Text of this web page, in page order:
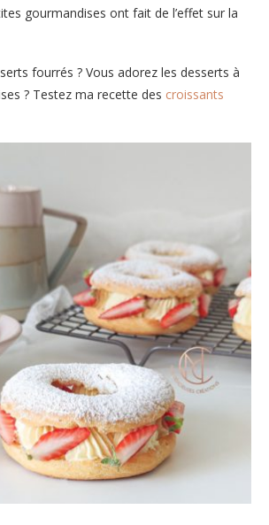
gourmandises ont fait de l’effet sur la
fourrés ? Vous adorez les desserts à
? Testez ma recette des croissants